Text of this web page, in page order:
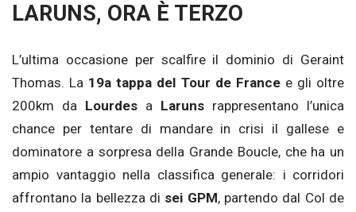
LARUNS, ORA È TERZO
L’ultima occasione per scalfire il dominio di Geraint
Thomas. La 19a tappa del Tour de Francee gli oltre
200km da Lourdes a Laruns rappresentano l’unica
chance per tentare di mandare in crisi il gallese e
dominatore a sorpresa della Grande Boucle, che ha un
ampio vantaggio nella classifica generale: i corridori
affrontano la bellezza di sei GPM, partendo dal Col de